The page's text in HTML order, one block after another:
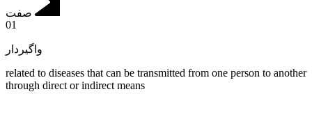
صفت
01
واگیردار
related to diseases that can be transmitted from one person to another
through direct or indirect means